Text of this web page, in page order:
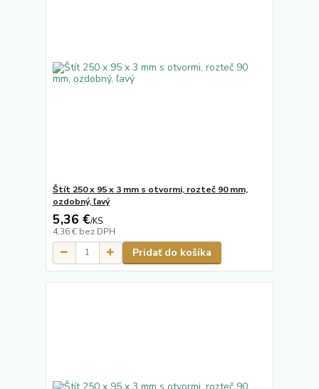
Štít 250 x 95 x 3 mm s otvormi, rozteč 90 mm,
ozdobný, ľavý
5,36 €/KS
4,36 € bez DPH
Pridať do košíka